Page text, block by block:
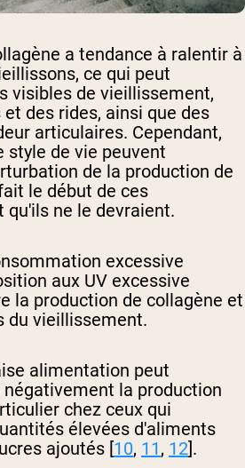
a tendance à ralentir à
ce qui peut
visibles de vieillissement,
des rides, ainsi que des
articulaires. Cependant,
style de vie peuvent
de la production de
le début de ces
ne le devraient.
excessive
aux UV excessive
la production de collagène et
du vieillissement.
alimentation peut
la production
chez ceux qui
élevées d'aliments
ajoutés [10, 11, 12].